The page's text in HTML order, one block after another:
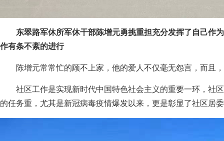
东翠路军休所军休干部陈增元勇挑重担充分发挥了自己作
作有条不紊的进行
陈增元常常忙的顾不上家，他的爱人不仅毫无怨言，而且
社区工作是实现新时代中国特色社会主义的重要一环，社
的任务重，尤其是新冠病毒疫情爆发以来，更是彰显了社区居